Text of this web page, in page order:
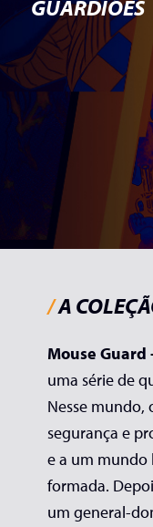
GUARDIÕES
/A
Mouse Guard
uma série de
Nesse mundo,
segurança e
e a um mundo
formada.
um general-